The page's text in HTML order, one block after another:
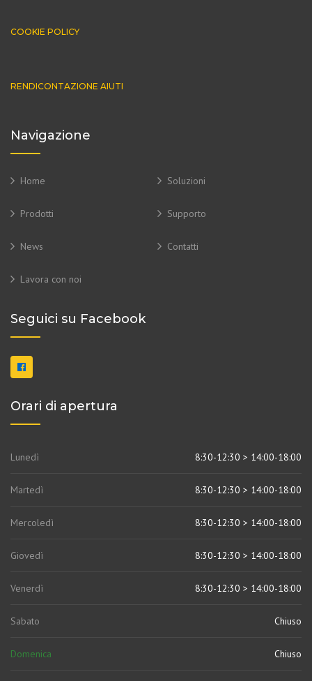
COOKIE POLICY
RENDICONTAZIONE AIUTI
Navigazione
Home Soluzioni
Prodotti Supporto
News Contatti
Lavora con noi
Seguici su Facebook
Orari di apertura
Lunedì 8:30-12:30 > 14:00-18:00
Martedì 8:30-12:30 > 14:00-18:00
Mercoledì 8:30-12:30 > 14:00-18:00
Giovedì 8:30-12:30 > 14:00-18:00
Venerdì 8:30-12:30 > 14:00-18:00
Sabato Chiuso
Domenica Chiuso